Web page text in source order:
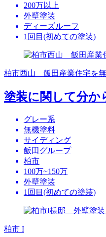
200万以上
外壁塗装
ディーズルーフ
1回目(初めての塗装)
柏市西山 飯田産業住宅を
塗装に関して分か
グレー系
無機塗料
サイディング
飯田グループ
柏市
100万~150万
外壁塗装
1回目(初めての塗装)
柏市 I